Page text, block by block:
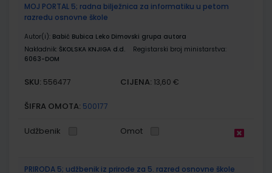
MOJ PORTAL 5; radna bilježnica za informatiku u petom
razredu osnovne škole
Autor(i): Babić Bubica Leko Dimovski grupa autora
Nakladnik: ŠKOLSKA KNJIGA d.d.
Registarski broj ministarstva:
6063-DOM
SKU: 556477 CIJENA: 13,60 €
ŠIFRA OMOTA: 500177
Udžbenik Omot
PRIRODA 5; udžbenik iz prirode za 5. razred osnovne škole